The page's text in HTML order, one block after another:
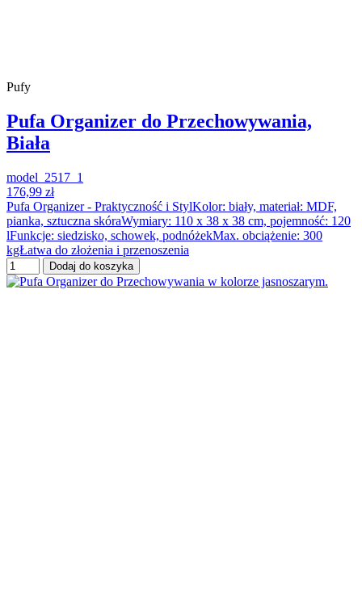
Pufy
Pufa Organizer do Przechowywania,
Biała
model_2517_1
176,99 zł
Pufa Organizer - Praktyczność i StylKolor: biały, materiał: MDF,
pianka, sztuczna skóraWymiary: 110 x 38 x 38 cm, pojemność: 120
lFunkcje: siedzisko, schowek, podnóżekMax. obciążenie: 300
kgŁatwa do złożenia i przenoszenia
Dodaj do koszyka